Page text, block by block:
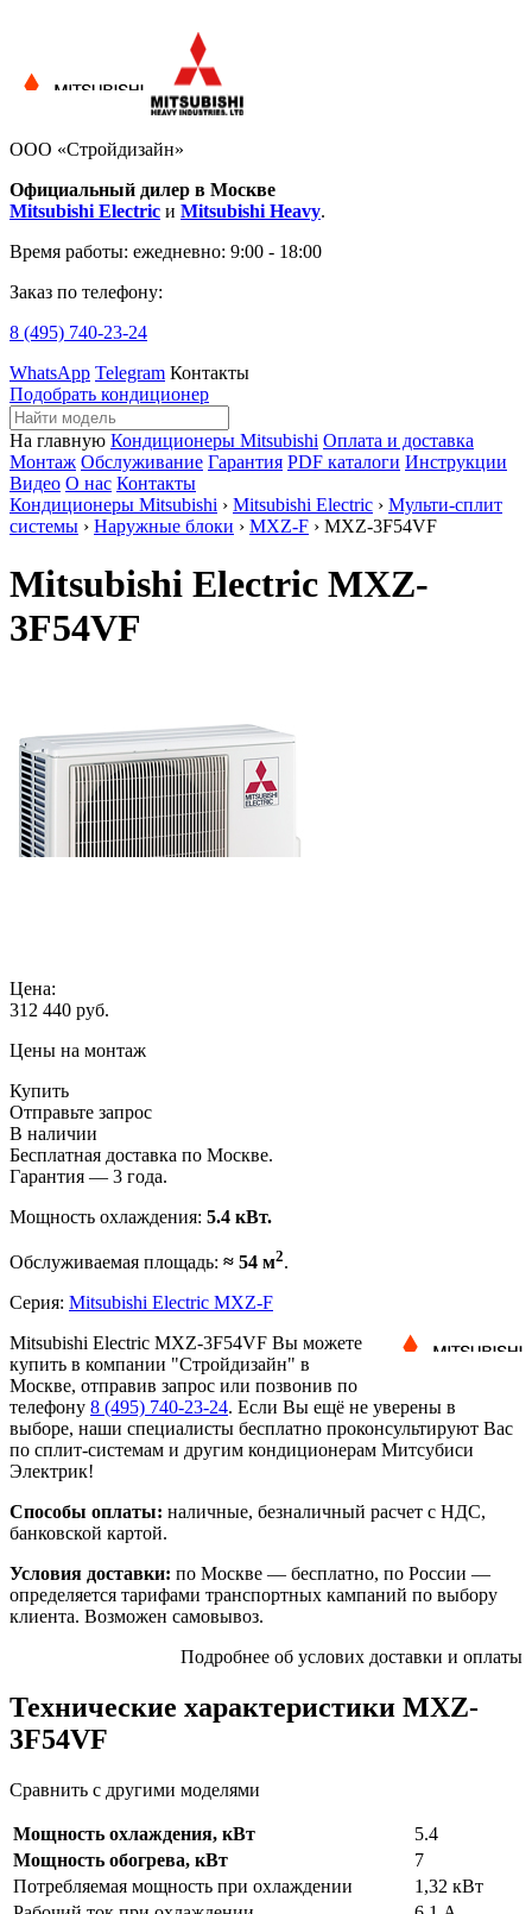
ООО «Стройдизайн»
Официальный дилер в Москве
Mitsubishi Electric и Mitsubishi Heavy.
Время работы: ежедневно: 9:00 - 18:00
Заказ по телефону:
8 (495) 740-23-24
WhatsApp Telegram Контакты
Подобрать кондиционер
На главную Кондиционеры Mitsubishi Оплата и доставка
Монтаж Обслуживание Гарантия PDF каталоги Инструкции
Видео О нас Контакты
Кондиционеры Mitsubishi › Mitsubishi Electric › Мульти-сплит
системы › Наружные блоки › MXZ-F › MXZ-3F54VF
Mitsubishi Electric MXZ-
3F54VF
Цена:
312 440 руб.
Цены на монтаж
Купить
Отправьте запрос
В наличии
Бесплатная доставка по Москве.
Гарантия — 3 года.
Мощность охлаждения: 5.4 кВт.
Обслуживаемая площадь: ≈ 54 м2.
Серия: Mitsubishi Electric MXZ-F
Mitsubishi Electric MXZ-3F54VF Вы можете
купить в компании "Стройдизайн" в
Москве, отправив запрос или позвонив по
телефону 8 (495) 740-23-24. Если Вы ещё не уверены в
выборе, наши специалисты бесплатно проконсультируют Вас
по сплит-системам и другим кондиционерам Митсубиси
Электрик!
Способы оплаты: наличные, безналичный расчет с НДС,
банковской картой.
Условия доставки: по Москве — бесплатно, по России —
определяется тарифами транспортных кампаний по выбору
клиента. Возможен самовывоз.
Подробнее об услових доставки и оплаты
Технические характеристики MXZ-
3F54VF
Сравнить с другими моделями
Мощность охлаждения, кВт
5.4
Мощность обогрева, кВт
7
Потребляемая мощность при охлаждении
1,32 кВт